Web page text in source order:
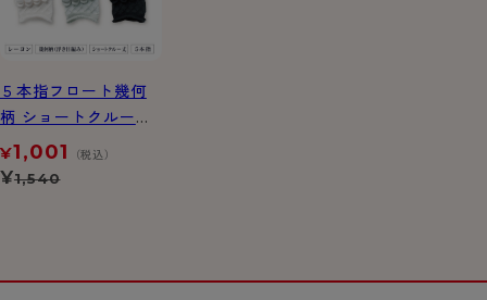
５本指フロート幾何
柄 ショートクルー丈
ソックス
¥1,001 （税込）
¥1,540